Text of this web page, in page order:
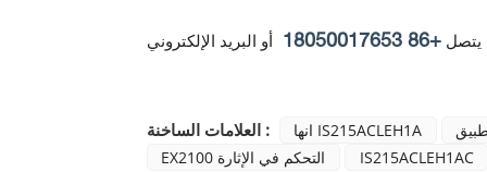
يتصل+86 18050017653 أو البريد الإلكتروني
العلامات الساخنة : انها IS215ACLEH1A
EX2100 التحكم في الإثارة
IS215ACLEH1AC